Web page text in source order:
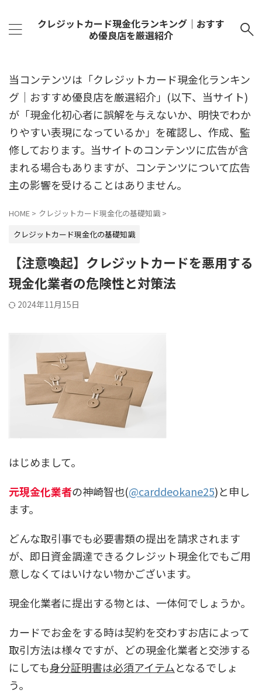
クレジットカード現金化ランキング｜おすす
め優良店を厳選紹介
当コンテンツは「クレジットカード現金化ランキン
グ｜おすすめ優良店を厳選紹介」(以下、当サイト)
が「現金化初心者に誤解を与えないか、明快でわか
りやすい表現になっているか」を確認し、作成、監
修しております。当サイトのコンテンツに広告が含
まれる場合もありますが、コンテンツについて広告
主の影響を受けることはありません。
HOME > クレジットカード現金化の基礎知識 >
クレジットカード現金化の基礎知識
【注意喚起】クレジットカードを悪用する
現金化業者の危険性と対策法
2024年11月15日
はじめまして。
元現金化業者の神崎智也(@carddeokane25)と申し
ます。
どんな取引事でも必要書類の提出を請求されます
が、即日資金調達できるクレジット現金化でもご用
意しなくてはいけない物かございます。
現金化業者に提出する物とは、一体何でしょうか。
カードでお金をする時は契約を交わすお店によって
取引方法は様々ですが、どの現金化業者と交渉する
にしても身分証明書は必須アイテムとなるでしょ
う。